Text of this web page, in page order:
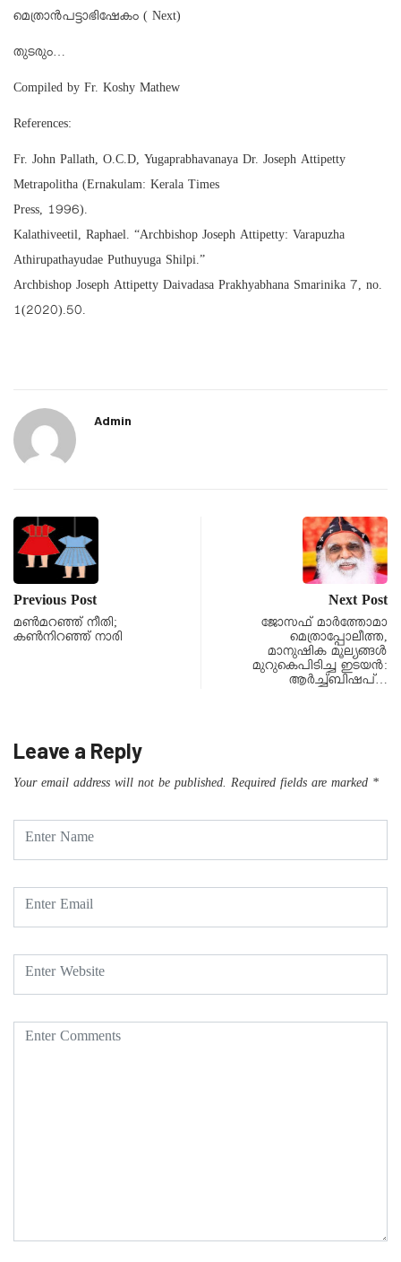
മെത്രാൻപട്ടാഭിഷേകം ( Next)
തുടരും…
Compiled by Fr. Koshy Mathew
References:
Fr. John Pallath, O.C.D, Yugaprabhavanaya Dr. Joseph Attipetty
Metrapolitha (Ernakulam: Kerala Times
Press, 1996).
Kalathiveetil, Raphael. “Archbishop Joseph Attipetty: Varapuzha
Athirupathayudae Puthuyuga Shilpi.”
Archbishop Joseph Attipetty Daivadasa Prakhyabhana Smarinika 7, no.
1(2020).50.
Admin
Previous Post
മൺമറഞ്ഞ് നീതി;
കൺനിറഞ്ഞ് നാരി
Next Post
ജോസഫ് മാർത്തോമാ
മെത്രാപ്പോലീത്ത,
മാനുഷിക മൂല്യങ്ങൾ
മുറുകെപിടിച്ച ഇടയൻ:
ആർച്ച്ബിഷപ്…
Leave a Reply
Your email address will not be published. Required fields are marked *